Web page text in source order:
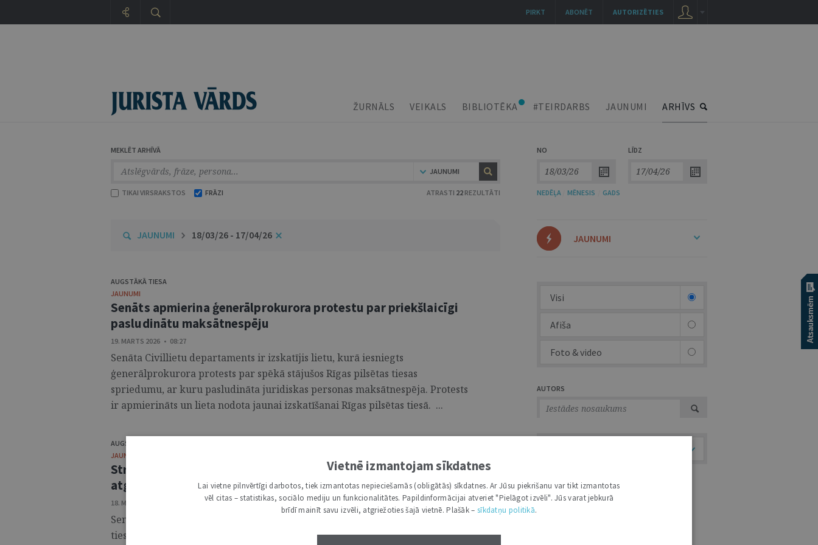
ŽURNĀLS VEIKALS BIBLIOTĒKA #TEIRDARBS JAUNUMI ARHĪVS
MEKLĒT ARHĪVĀ
JAUNUMI
TIKAI VIRSRAKSTOS FRĀZI ATRASTI 22 REZULTĀTI
NO LĪDZ
NEDĒĻA MĒNESIS GADS
JAUNUMI 18/03/26 - 17/04/26
AUGSTĀKĀ TIESA
JAUNUMI
Senāts apmierina ģenerālprokurora protestu par priekšlaicīgi
pasludinātu maksātnespēju
19. MARTS 2026 • 08:27
Senāta Civillietu departaments ir izskatījis lietu, kurā iesniegts
ģenerālprokurora protests par spēkā stājušos Rīgas pilsētas tiesas
spriedumu, ar kuru pasludināta juridiskas personas maksātnespēja. Protests
ir apmierināts un lieta nodota jaunai izskatīšanai Rīgas pilsētas tiesā. ...
AUGSTĀKĀ TIESA
JAUNUMI
Strīds par aizliegumu rīkot piketu Palestīnas atbalstam
atgriežas Administratīvajā rajona tiesā
18. MARTS 2026 • 07:13
Senāta Administratīvo lietu departaments ir atcēlis Administratīvās rajona
tiesas spriedumu lietā, kurā pārsūdzēts Rīgas pilsētas izpilddirektora
JAUNUMI
Visi
Afiša
Foto & video
AUTORS
AUTORIZĒTIES
ABONĒT
PIRKT
Vietnē izmantojam sīkdatnes
Lai vietne pilnvērtīgi darbotos, tiek izmantotas nepieciešamās (obligātās) sīkdatnes. Ar Jūsu piekrišanu var tikt izmantotas
vēl citas – statistikas, sociālo mediju un funkcionalitātes. Papildinformācijai atveriet "Pielāgot izvēli". Jūs varat jebkurā
brīdī mainīt savu izvēli, atgriežoties šajā vietnē. Plašāk – sīkdatņu politikā.